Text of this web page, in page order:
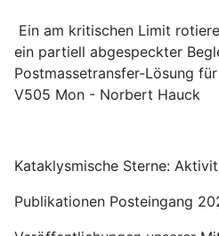
Ein am kritischen Limit
ein partiell abgespeckter
Postmassetransfer-Lösung
V505 Mon - Norbert Hauck
Kataklysmische Sterne:
Publikationen Posteingang